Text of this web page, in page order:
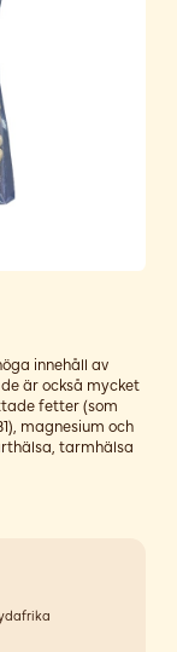
innehåll av
är också mycket
fetter (som
magnesium och
tarmhälsa